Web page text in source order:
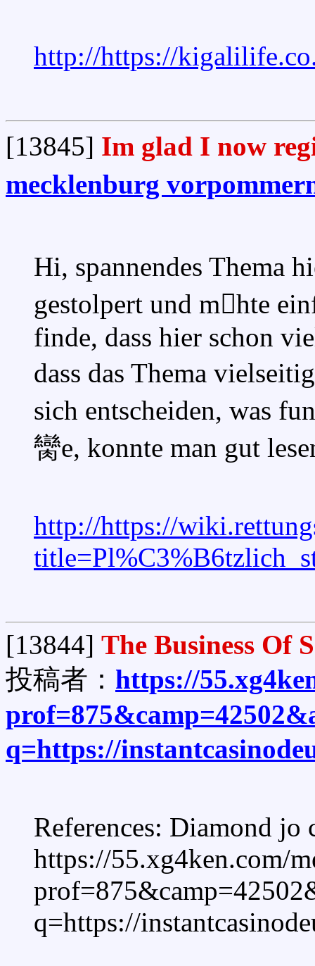
http://https://
[13845] Im glad I now
mecklenburg
Hi, spannendes Thema
gestolpert und mhte
finde, dass hier schon
dass das Thema
sich entscheiden, was
臠e, konnte man gut
http://https://
[13844] The Business Of
投稿者： https://
q=https://
References: Diamond jo
https://55.xg4ken.com/
q=https://